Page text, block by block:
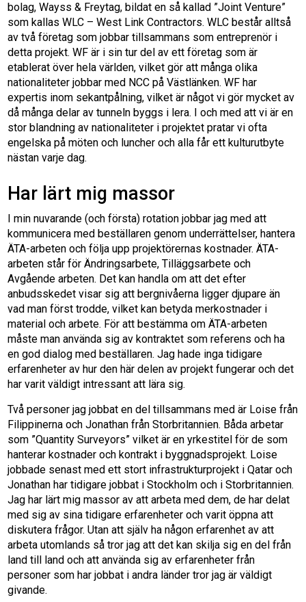
bolag, Wayss & Freytag, bildat en så kallad ”Joint Venture”
som kallas WLC – West Link Contractors. WLC består alltså
av två företag som jobbar tillsammans som entreprenör i
detta projekt. WF är i sin tur del av ett företag som är
etablerat över hela världen, vilket gör att många olika
nationaliteter jobbar med NCC på Västlänken. WF har
expertis inom sekantpålning, vilket är något vi gör mycket av
då många delar av tunneln byggs i lera. I och med att vi är en
stor blandning av nationaliteter i projektet pratar vi ofta
engelska på möten och luncher och alla får ett kulturutbyte
nästan varje dag.
Har lärt mig massor
I min nuvarande (och första) rotation jobbar jag med att
kommunicera med beställaren genom underrättelser, hantera
ÄTA-arbeten och följa upp projektörernas kostnader. ÄTA-
arbeten står för Ändringsarbete, Tilläggsarbete och
Avgående arbeten. Det kan handla om att det efter
anbudsskedet visar sig att bergnivåerna ligger djupare än
vad man först trodde, vilket kan betyda merkostnader i
material och arbete. För att bestämma om ÄTA-arbeten
måste man använda sig av kontraktet som referens och ha
en god dialog med beställaren. Jag hade inga tidigare
erfarenheter av hur den här delen av projekt fungerar och det
har varit väldigt intressant att lära sig.
Två personer jag jobbat en del tillsammans med är Loise från
Filippinerna och Jonathan från Storbritannien. Båda arbetar
som ”Quantity Surveyors” vilket är en yrkestitel för de som
hanterar kostnader och kontrakt i byggnadsprojekt. Loise
jobbade senast med ett stort infrastrukturprojekt i Qatar och
Jonathan har tidigare jobbat i Stockholm och i Storbritannien.
Jag har lärt mig massor av att arbeta med dem, de har delat
med sig av sina tidigare erfarenheter och varit öppna att
diskutera frågor. Utan att själv ha någon erfarenhet av att
arbeta utomlands så tror jag att det kan skilja sig en del från
land till land och att använda sig av erfarenheter från
personer som har jobbat i andra länder tror jag är väldigt
givande.